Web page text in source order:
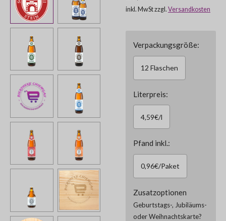
inkl. MwSt zzgl. Versandkosten
Verpackungsgröße:
12 Flaschen
Literpreis:
4,59€/l
Pfand inkl.:
0,96€/Paket
Zusatzoptionen
Geburtstags-, Jubiläums-
oder Weihnachtskarte?